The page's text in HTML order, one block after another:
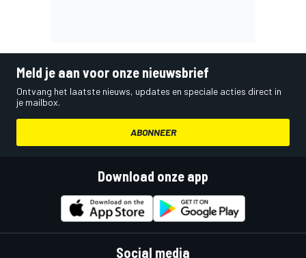
Meld je aan voor onze nieuwsbrief
Ontvang het laatste nieuws, updates en speciale acties direct in
je mailbox.
ABONNEER
Download onze app
Social media